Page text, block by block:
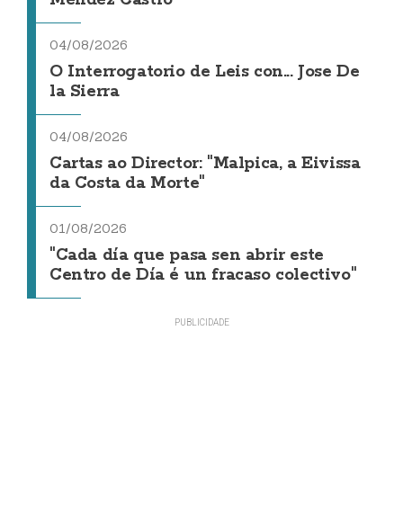
04/08/2026
O Interrogatorio de Leis con... Jose De
la Sierra
04/08/2026
Cartas ao Director: "Malpica, a Eivissa
da Costa da Morte"
01/08/2026
"Cada día que pasa sen abrir este
Centro de Día é un fracaso colectivo"